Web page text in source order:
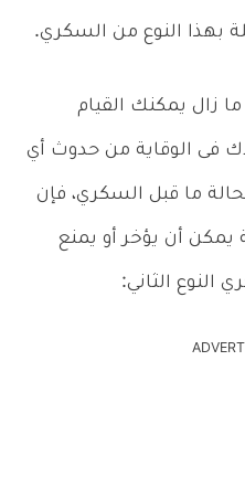
بهذا النوع من السكري.
زال يمكنك القيام
فى الوقاية من حدوث أي
ما قبل السكري، فإن
يمكن أن يؤخر أو يمنع
الثاني: